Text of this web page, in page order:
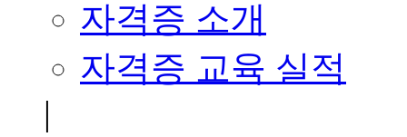
자격증 소개
자격증 교육 실적
|